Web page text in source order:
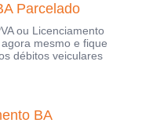
Parcelado
ou Licenciamento
mesmo e fique
débitos veiculares
BA